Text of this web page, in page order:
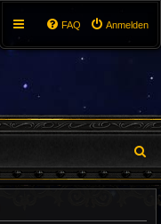
Anmelden
FAQ
u